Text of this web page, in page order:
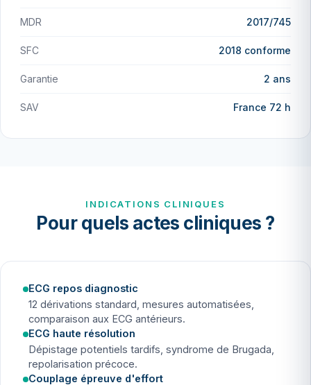
MDR 2017/745
SFC 2018 conforme
Garantie 2 ans
SAV France 72 h
INDICATIONS CLINIQUES
Pour quels actes cliniques ?
ECG repos diagnostic
12 dérivations standard, mesures automatisées,
comparaison aux ECG antérieurs.
ECG haute résolution
Dépistage potentiels tardifs, syndrome de Brugada,
repolarisation précoce.
Couplage épreuve d'effort